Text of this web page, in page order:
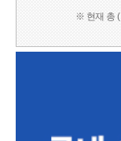
※ 현재 총 (